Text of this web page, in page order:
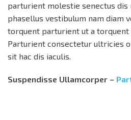
parturient molestie senectus dis
phasellus vestibulum nam diam
torquent parturient ut a
Parturient consectetur ultricies
sit hac dis iaculis.
Suspendisse Ullamcorper –